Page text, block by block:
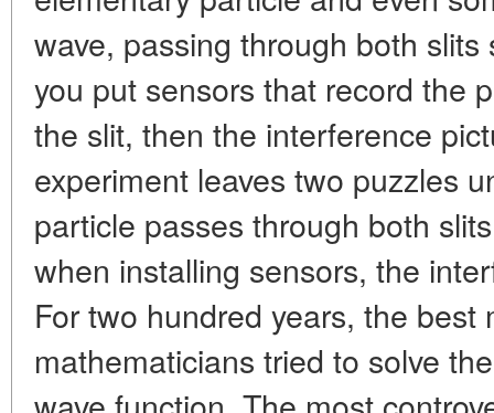
wave, passing through both
you put sensors that record the
the slit, then the interference
experiment leaves two puzzles
particle passes through both
when installing sensors, the
For two hundred years, the best
mathematicians tried to solve